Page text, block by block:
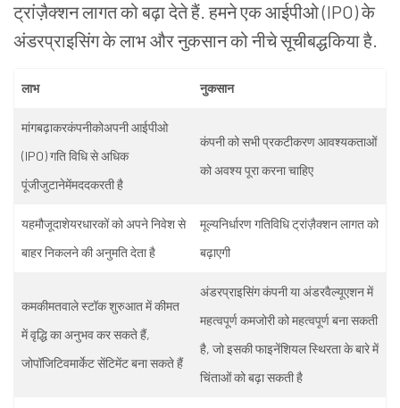
ट्रांज़ैक्शन लागत को बढ़ा देते हैं. हमने एक आईपीओ (IPO) के
अंडरप्राइसिंग के लाभ और नुकसान को नीचे सूचीबद्धकिया है.
लाभ नुकसान
मांगबढ़ाकरकंपनीकोअपनी आईपीओ
(IPO) गति विधि से अधिक
पूंजीजुटानेमेंमददकरती है
कंपनी को सभी प्रकटीकरण आवश्यकताओं
को अवश्य पूरा करना चाहिए
यहमौजूदाशेयरधारकों को अपने निवेश से
बाहर निकलने की अनुमति देता है
मूल्यनिर्धारण गतिविधि ट्रांज़ैक्शन लागत को
बढ़ाएगी
कमकीमतवाले स्टॉक शुरुआत में कीमत
में वृद्धि का अनुभव कर सकते हैं,
जोपॉजिटिवमार्केट सेंटिमेंट बना सकते हैं
अंडरप्राइसिंग कंपनी या अंडरवैल्यूएशन में
महत्वपूर्ण कमजोरी को महत्वपूर्ण बना सकती
है, जो इसकी फाइनेंशियल स्थिरता के बारे में
चिंताओं को बढ़ा सकती है